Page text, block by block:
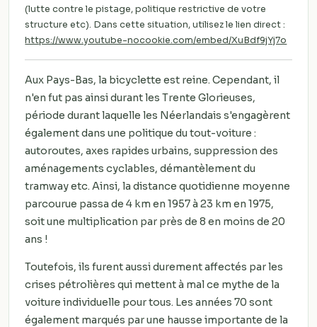
(lutte contre le pistage, politique restrictive de votre
structure etc). Dans cette situation, utilisez le lien direct :
https://www.youtube-nocookie.com/embed/XuBdf9jYj7o
Aux Pays-Bas, la bicyclette est reine. Cependant, il
n'en fut pas ainsi durant les Trente Glorieuses,
période durant laquelle les Néerlandais s'engagèrent
également dans une politique du tout-voiture :
autoroutes, axes rapides urbains, suppression des
aménagements cyclables, démantèlement du
tramway etc. Ainsi, la distance quotidienne moyenne
parcourue passa de 4 km en 1957 à 23 km en 1975,
soit une multiplication par près de 8 en moins de 20
ans !
Toutefois, ils furent aussi durement affectés par les
crises pétrolières qui mettent à mal ce mythe de la
voiture individuelle pour tous. Les années 70 sont
également marqués par une hausse importante de la